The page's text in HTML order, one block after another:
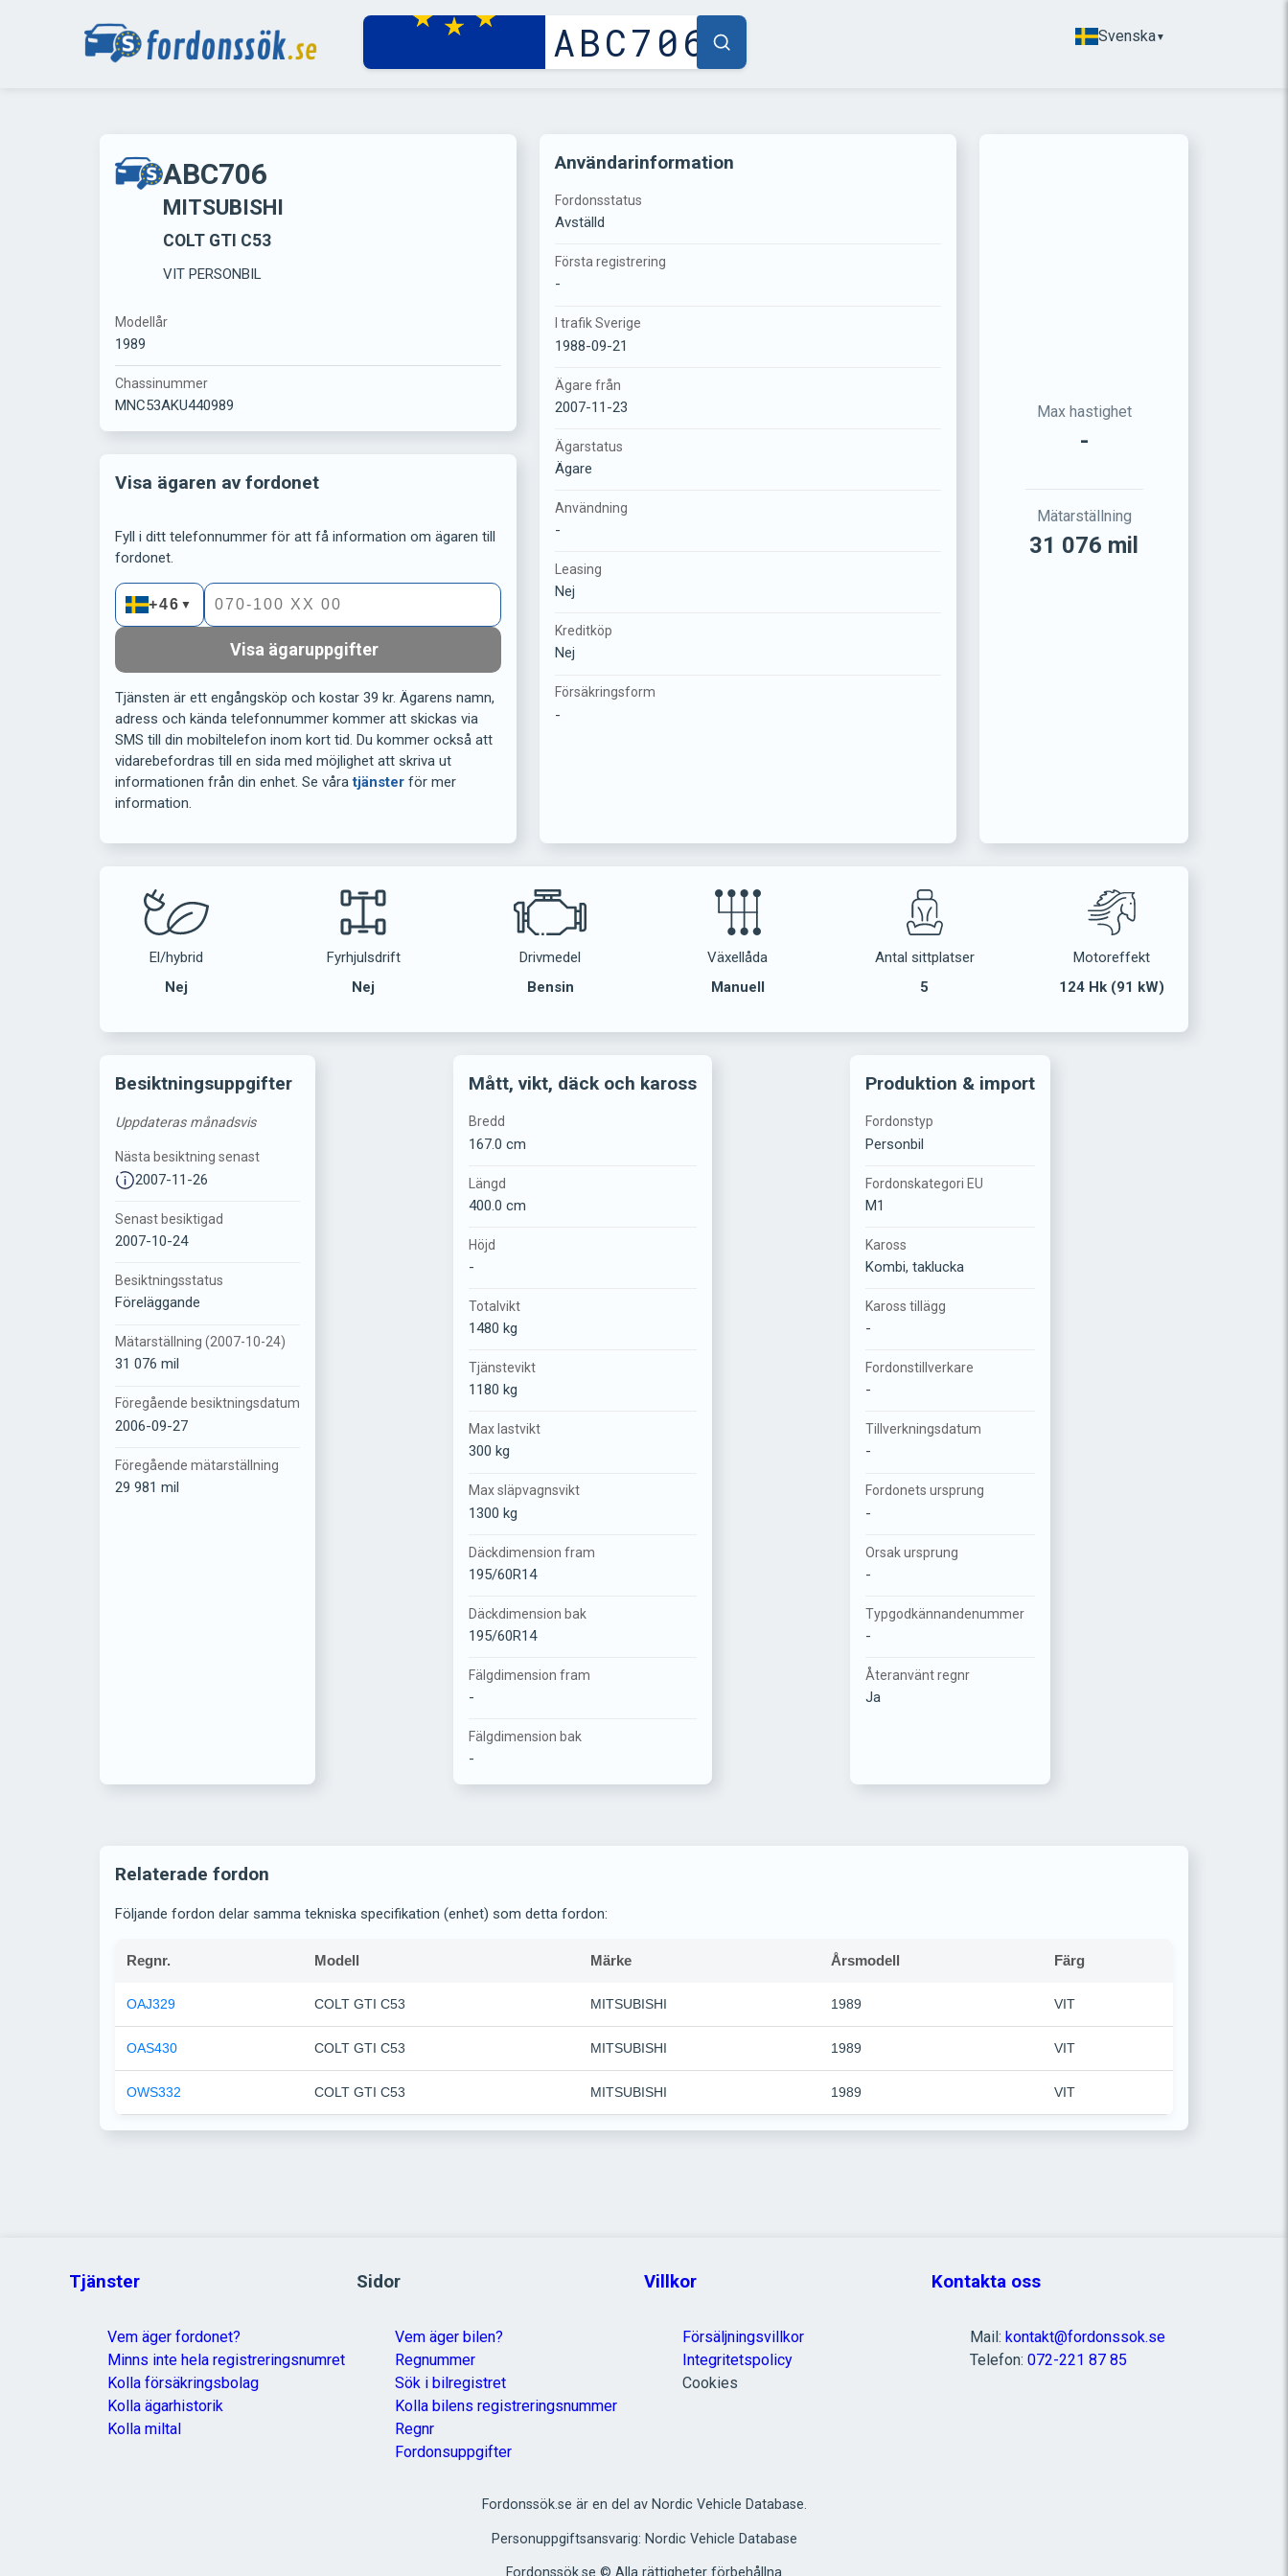
Svenska▼
ABC706
MITSUBISHI
COLT GTI C53
VIT PERSONBIL
Modellår
1989
Chassinummer
MNC53AKU440989
Visa ägaren av fordonet
Fyll i ditt telefonnummer för att få information om ägaren till
fordonet.
+46 ▼
Visa ägaruppgifter
Tjänsten är ett engångsköp och kostar 39 kr. Ägarens namn,
adress och kända telefonnummer kommer att skickas via
SMS till din mobiltelefon inom kort tid. Du kommer också att
vidarebefordras till en sida med möjlighet att skriva ut
informationen från din enhet. Se våratjänster för mer
information.
Användarinformation
Fordonsstatus
Avställd
Första registrering
-
I trafik Sverige
1988-09-21
Ägare från
2007-11-23
Ägarstatus
Ägare
Användning
-
Leasing
Nej
Kreditköp
Nej
Försäkringsform
-
Max hastighet
-
Mätarställning
31 076 mil
El/hybrid
Nej
Fyrhjulsdrift
Nej
Drivmedel
Bensin
Växellåda
Manuell
Antal sittplatser
5
Motoreffekt
124 Hk (91 kW)
Besiktningsuppgifter
Uppdateras månadsvis
Nästa besiktning senast
2007-11-26
Senast besiktigad
2007-10-24
Besiktningsstatus
Föreläggande
Mätarställning (2007-10-24)
31 076 mil
Föregående besiktningsdatum
2006-09-27
Föregående mätarställning
29 981 mil
Mått, vikt, däck och kaross
Bredd
167.0 cm
Längd
400.0 cm
Höjd
-
Totalvikt
1480 kg
Tjänstevikt
1180 kg
Max lastvikt
300 kg
Max släpvagnsvikt
1300 kg
Däckdimension fram
195/60R14
Däckdimension bak
195/60R14
Fälgdimension fram
-
Fälgdimension bak
-
Produktion & import
Fordonstyp
Personbil
Fordonskategori EU
M1
Kaross
Kombi, taklucka
Kaross tillägg
-
Fordonstillverkare
-
Tillverkningsdatum
-
Fordonets ursprung
-
Orsak ursprung
-
Typgodkännandenummer
-
Återanvänt regnr
Ja
Relaterade fordon
Följande fordon delar samma tekniska specifikation (enhet) som detta fordon:
Regnr. Modell Märke Årsmodell Färg
OAJ329 COLT GTI C53 MITSUBISHI 1989 VIT
OAS430 COLT GTI C53 MITSUBISHI 1989 VIT
OWS332 COLT GTI C53 MITSUBISHI 1989 VIT
Tjänster
Vem äger fordonet?
Minns inte hela registreringsnumret
Kolla försäkringsbolag
Kolla ägarhistorik
Kolla miltal
Sidor
Vem äger bilen?
Regnummer
Sök i bilregistret
Kolla bilens registreringsnummer
Regnr
Fordonsuppgifter
Villkor
Försäljningsvillkor
Integritetspolicy
Cookies
Kontakta oss
Mail: kontakt@fordonssok.se
Telefon: 072-221 87 85
Fordonssök.se är en del av Nordic Vehicle Database.
Personuppgiftsansvarig: Nordic Vehicle Database
Fordonssök.se © Alla rättigheter förbehållna